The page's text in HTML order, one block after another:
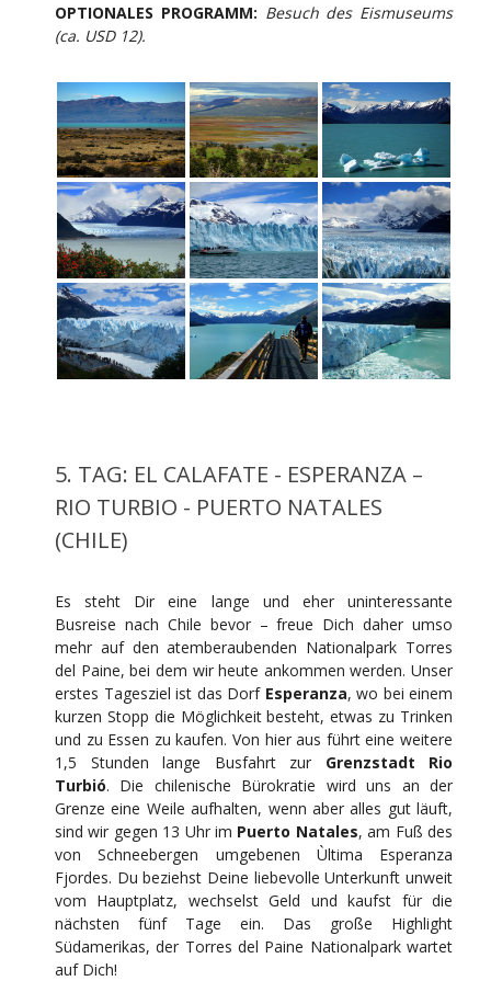
OPTIONALES PROGRAMM: Besuch des Eismuseums
(ca. USD 12).
5. TAG: EL CALAFATE - ESPERANZA –
RIO TURBIO - PUERTO NATALES
(CHILE)
Es steht Dir eine lange und eher uninteressante
Busreise nach Chile bevor – freue Dich daher umso
mehr auf den atemberaubenden Nationalpark Torres
del Paine, bei dem wir heute ankommen werden. Unser
erstes Tagesziel ist das Dorf Esperanza, wo bei einem
kurzen Stopp die Möglichkeit besteht, etwas zu Trinken
und zu Essen zu kaufen. Von hier aus führt eine weitere
1,5 Stunden lange Busfahrt zur Grenzstadt Rio
Turbió. Die chilenische Bürokratie wird uns an der
Grenze eine Weile aufhalten, wenn aber alles gut läuft,
sind wir gegen 13 Uhr im Puerto Natales, am Fuß des
von Schneebergen umgebenen Ùltima Esperanza
Fjordes. Du beziehst Deine liebevolle Unterkunft unweit
vom Hauptplatz, wechselst Geld und kaufst für die
nächsten fünf Tage ein. Das große Highlight
Südamerikas, der Torres del Paine Nationalpark wartet
auf Dich!